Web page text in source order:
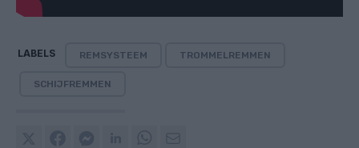
LABELS REMSYSTEEM TROMMELREMMEN
SCHIJFREMMEN